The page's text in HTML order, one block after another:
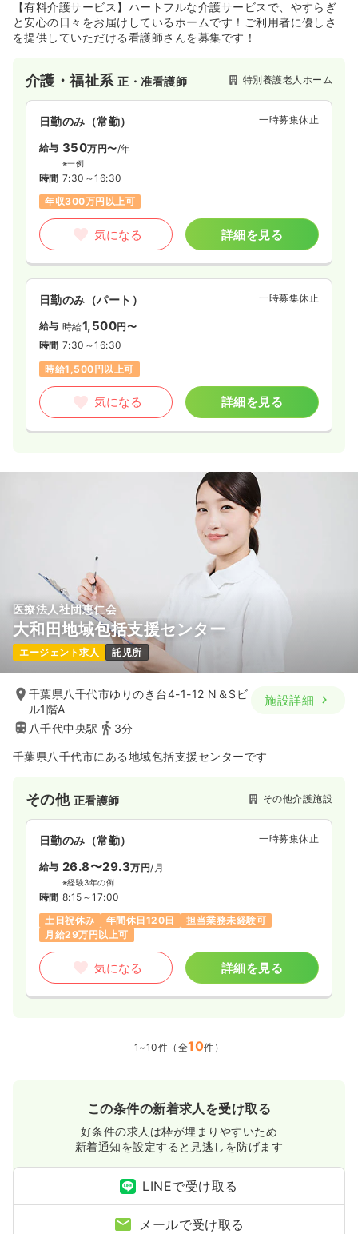
土日祝休み オンコールあり
第二新卒可
月給25万円以上可
2交代（常勤） 一時募集休止
給与 27.3万円/月 賞与105.0万円
※経験3年の例
時間 8:30～16:30
土日祝休み
オンコールあり
気になる 詳細を見る
ICU系正看護師 大学病院
2交代（常勤）
給与 27.3万円/月 賞与97.6万円
時間
8:30～16:30
第二新卒可
月給30万円以上可
給与 27.3万円
※経験3年の例
時間
8:30～16:30
第二新卒可
月給30万円以上可
気になる
【有料介護サービス】ハートフルな介護サービスで、やすらぎ
と安心の日々をお届けしているホームです！ご利用者に優しさ
を提供していただける看護師さんを募集です！
介護・福祉系正・准看護師 特別養護老人ホーム
日勤のみ（常勤） 一時募集休止
給与 350万円〜/年
※一例
時間 7:30～16:30
年収300万円以上可
気になる 詳細を見る
日勤のみ（パート） 一時募集休止
給与 時給1,500円〜
時間 7:30～16:30
時給1,500円以上可
気になる 詳細を見る
医療法人社団恵仁会
大和田地域包括支援センター
エージェント求人 託児所
千葉県八千代市ゆりのき台4-1-12 N＆Sビ
ル1階A
八千代中央駅
3分
施設詳細
千葉県八千代市にある地域包括支援センターです
その他 正看護師 その他介護施設
日勤のみ（常勤） 一時募集休止
給与 26.8〜29.3万円/月
※経験3年の例
時間 8:15～17:00
土日祝休み
年間休日120日
担当業務未経験可
月給29万円以上可
気になる 詳細を見る
1~10件（全10件）
この条件の新着求人を受け取る
好条件の求人は枠が埋まりやすいため
新着通知を設定すると見逃しを防げます
LINEで受け取る
メールで受け取る